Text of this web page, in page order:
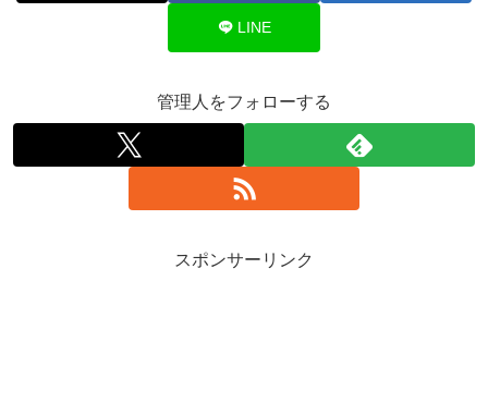
LINE
管理人をフォローする
スポンサーリンク